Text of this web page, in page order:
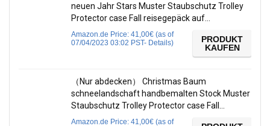
neuen Jahr Stars Muster Staubschutz Trolley
Protector case Fall reisegepäck auf…
Amazon.de Price: 41,00€ (as of
07/04/2023 03:02 PST- Details)
PRODUKT
KAUFEN
（Nur abdecken） Christmas Baum
schneelandschaft handbemalten Stock Muster
Staubschutz Trolley Protector case Fall…
Amazon.de Price: 41,00€ (as of